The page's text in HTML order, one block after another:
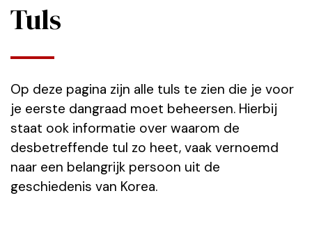
Tuls
Op deze pagina zijn alle tuls te zien die je voor
je eerste dangraad moet beheersen. Hierbij
staat ook informatie over waarom de
desbetreffende tul zo heet, vaak vernoemd
naar een belangrijk persoon uit de
geschiedenis van Korea.